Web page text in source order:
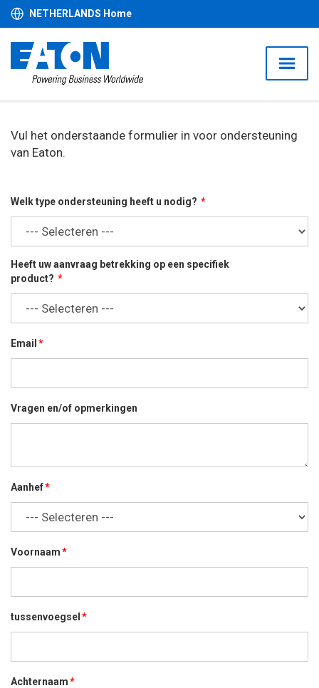
NETHERLANDS Home
Vul het onderstaande formulier in voor ondersteuning
van Eaton.
Welk type ondersteuning heeft u nodig?
Heeft uw aanvraag betrekking op een specifiek
product?
Email
Vragen en/of opmerkingen
Aanhef
Voornaam
tussenvoegsel
Achternaam